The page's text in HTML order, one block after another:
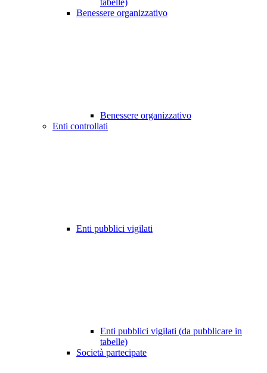
tabelle)
Benessere organizzativo
Benessere organizzativo
Enti controllati
Enti pubblici vigilati
Enti pubblici vigilati (da pubblicare in
tabelle)
Società partecipate